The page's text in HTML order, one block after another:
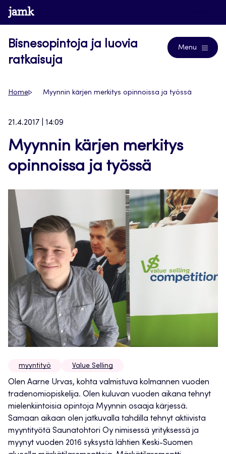
Siirry
suoraan
www.jamk.fi
Bisnesopintoja ja luovia
ratkaisuja
Menu
Home Myynnin kärjen merkitys opinnoissa ja työssä
21.4.2017 | 14:09
Myynnin kärjen merkitys
opinnoissa ja työssä
myyntityö Value Selling
Olen Aarne Urvas, kohta valmistuva kolmannen vuoden
tradenomiopiskelija. Olen kuluvan vuoden aikana tehnyt
mielenkiintoisia opintoja Myynnin osaaja kärjessä.
Samaan aikaan olen jatkuvalla tahdilla tehnyt aktiivista
myyntityötä Saunatohtori Oy nimisessä yrityksessä ja
myynyt vuoden 2016 syksystä lähtien Keski-Suomen